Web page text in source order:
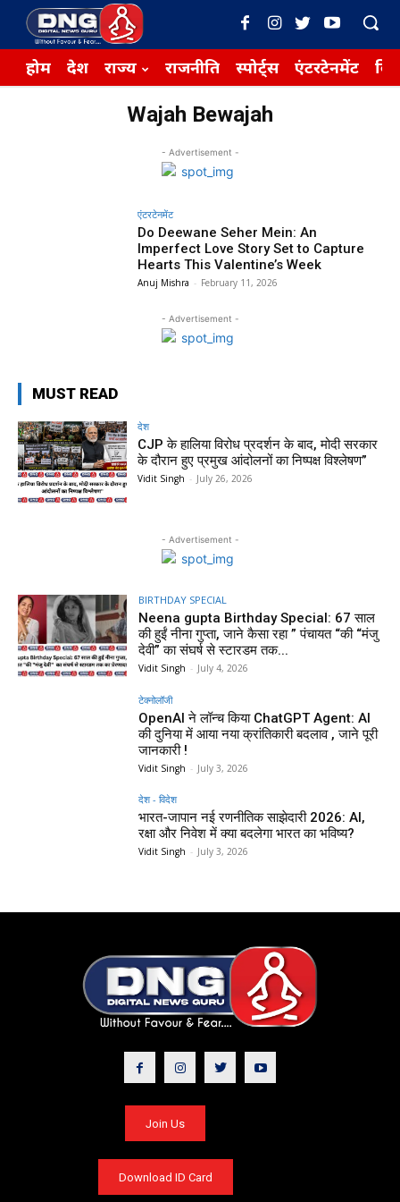
होम देश राज्य राजनीति स्पोर्ट्स एंटरटेनमेंट
Wajah Bewajah
- Advertisement -
एंटरटेनमेंट
Do Deewane Seher Mein: An
Imperfect Love Story Set to Capture
Hearts This Valentine’s Week
Anuj Mishra - February 11, 2026
- Advertisement -
MUST READ
देश
CJP के हालिया विरोध प्रदर्शन के बाद, मोदी सरकार
के दौरान हुए प्रमुख आंदोलनों का निष्पक्ष विश्लेषण”
Vidit Singh - July 26, 2026
- Advertisement -
BIRTHDAY SPECIAL
Neena gupta Birthday Special: 67 साल
की हुईं नीना गुप्ता, जाने कैसा रहा ” पंचायत “की “मंजु
देवी” का संघर्ष से स्टारडम तक...
Vidit Singh - July 4, 2026
टेक्नोलॉजी
OpenAI ने लॉन्च किया ChatGPT Agent: AI
की दुनिया में आया नया क्रांतिकारी बदलाव , जाने पूरी
जानकारी !
Vidit Singh - July 3, 2026
देश - विदेश
भारत-जापान नई रणनीतिक साझेदारी 2026: AI,
रक्षा और निवेश में क्या बदलेगा भारत का भविष्य?
Vidit Singh - July 3, 2026
Join Us
Download ID Card